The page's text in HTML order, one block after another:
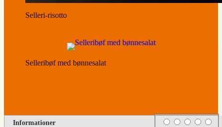
Selleri-risotto
Selleribøf med bønnesalat
Informationer Rating1 star2 stars3 stars4 stars